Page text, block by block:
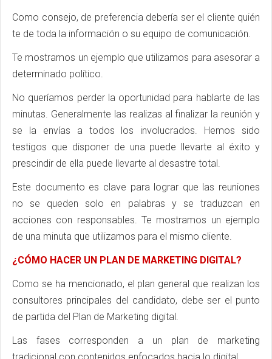
Como consejo, de preferencia debería ser el cliente quién
te de toda la información o su equipo de comunicación.
Te mostramos un ejemplo que utilizamos para asesorar a
determinado político.
No queríamos perder la oportunidad para hablarte de las
minutas. Generalmente las realizas al finalizar la reunión y
se la envías a todos los involucrados. Hemos sido
testigos que disponer de una puede llevarte al éxito y
prescindir de ella puede llevarte al desastre total.
Este documento es clave para lograr que las reuniones
no se queden solo en palabras y se traduzcan en
acciones con responsables. Te mostramos un ejemplo
de una minuta que utilizamos para el mismo cliente.
¿CÓMO HACER UN PLAN DE MARKETING DIGITAL?
Como se ha mencionado, el plan general que realizan los
consultores principales del candidato, debe ser el punto
de partida del Plan de Marketing digital.
Las fases corresponden a un plan de marketing